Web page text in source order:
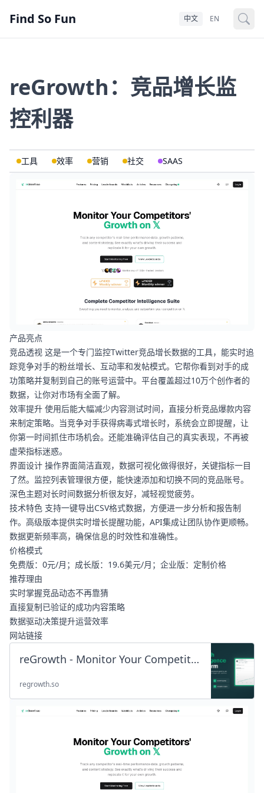
Find So Fun 中文 EN
reGrowth：竞品增长监
控利器
工具 效率 营销 社交 SAAS
产品亮点
竞品透视 这是一个专门监控Twitter竞品增长数据的工具，能实时追
踪竞争对手的粉丝增长、互动率和发帖模式。它帮你看到对手的成
功策略并复制到自己的账号运营中。平台覆盖超过10万个创作者的
数据，让你对市场有全面了解。
效率提升 使用后能大幅减少内容测试时间，直接分析竞品爆款内容
来制定策略。当竞争对手获得病毒式增长时，系统会立即提醒，让
你第一时间抓住市场机会。还能准确评估自己的真实表现，不再被
虚荣指标迷惑。
界面设计 操作界面简洁直观，数据可视化做得很好，关键指标一目
了然。监控列表管理很方便，能快速添加和切换不同的竞品账号。
深色主题对长时间数据分析很友好，减轻视觉疲劳。
技术特色 支持一键导出CSV格式数据，方便进一步分析和报告制
作。高级版本提供实时增长提醒功能，API集成让团队协作更顺畅。
数据更新频率高，确保信息的时效性和准确性。
价格模式
免费版：0元/月；成长版：19.6美元/月；企业版：定制价格
推荐理由
实时掌握竞品动态不再靠猜
直接复制已验证的成功内容策略
数据驱动决策提升运营效率
网站链接
reGrowth - Monitor Your Competitors' Growth on 𝕏
regrowth.so